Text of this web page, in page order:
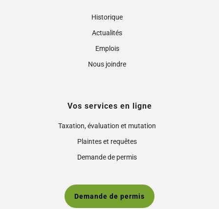
Historique
Actualités
Emplois
Nous joindre
Vos services en ligne
Taxation, évaluation et mutation
Plaintes et requêtes
Demande de permis
Demande de permis